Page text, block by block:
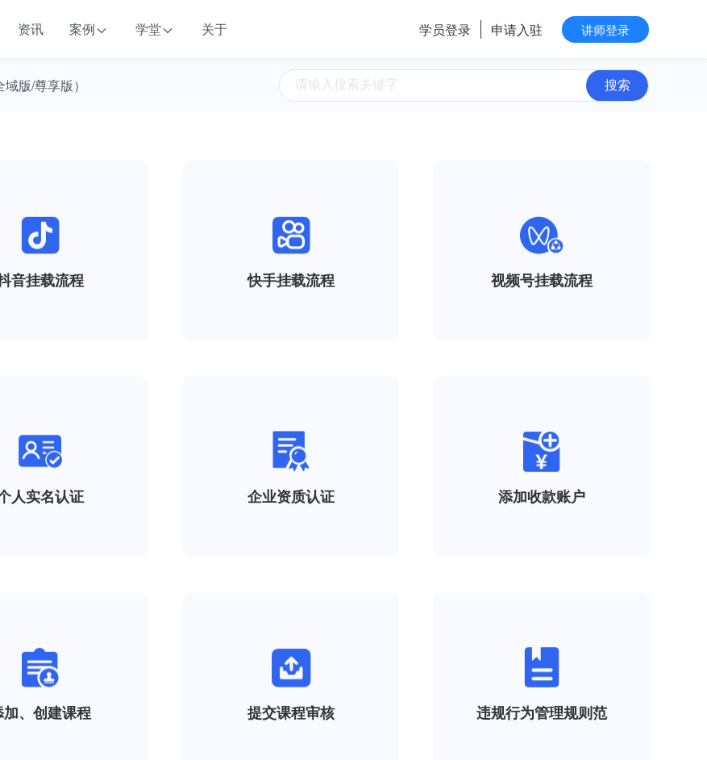
资讯 案例 学堂 关于 学员登录 申请入驻 讲师登录
版/尊享版）
音挂载流程 快手挂载流程 视频号挂载流程
人实名认证 企业资质认证 添加收款账户
加、创建课程 提交课程审核 违规行为管理规则范